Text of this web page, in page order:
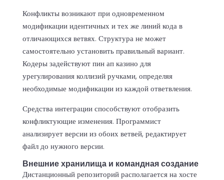
Конфликты возникают при одновременном
модификации идентичных и тех же линий кода в
отличающихся ветвях. Структура не может
самостоятельно установить правильный вариант.
Кодеры задействуют пин ап казино для
урегулирования коллизий ручками, определяя
необходимые модификации из каждой ответвления.
Средства интеграции способствуют отобразить
конфликтующие изменения. Программист
анализирует версии из обоих ветвей, редактирует
файл до нужного версии.
Внешние хранилища и командная создание
Дистанционный репозиторий располагается на хосте